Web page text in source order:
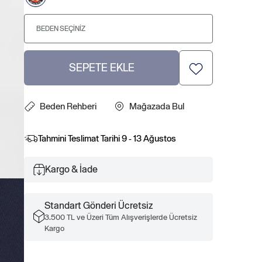
BEDEN SEÇINIZ
SEPETE EKLE
Beden Rehberi Mağazada Bul
Tahmini Teslimat Tarihi9 - 13 Ağustos
Kargo & İade
Standart Gönderi Ücretsiz
3.500 TL ve Üzeri Tüm Alışverişlerde Ücretsiz
Kargo